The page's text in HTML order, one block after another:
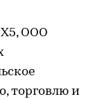
ООО
торговлю и